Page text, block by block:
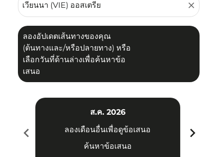
close
ลองอัปเดตเส้นทางของคุณ
(ต้นทางและ/หรือปลายทาง) หรือ
เลือกวันที่ด้านล่างเพื่อค้นหาข้อ
เสนอ
chevron_left
ส.ค. 2026
ลองเดือนอื่นเพื่อดูข้อเสนอ
ค้นหาข้อเสนอ
chevron_right